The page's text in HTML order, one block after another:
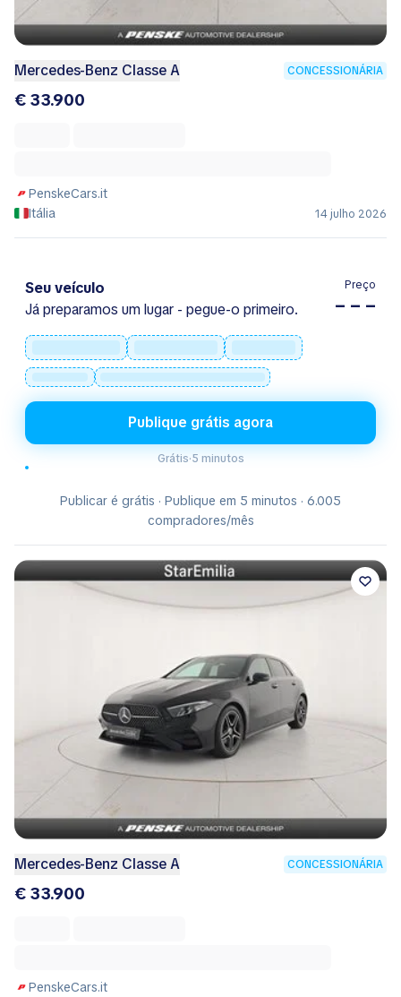
Mercedes-Benz Classe A CONCESSIONÁRIA
€ 33.900
PenskeCars.it
Itália
14 julho 2026
Seu veículo
Já preparamos um lugar - pegue-o primeiro.
Preço
– – –
Publique grátis agora
Grátis·5 minutos
Publicar é grátis · Publique em 5 minutos · 6.005
compradores/mês
Mercedes-Benz Classe A CONCESSIONÁRIA
€ 33.900
PenskeCars.it